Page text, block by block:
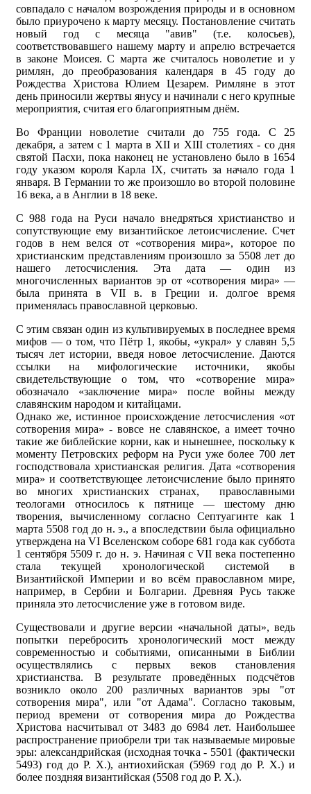
совпадало с началом возрождения природы и в основном
было приурочено к марту месяцу. Постановление считать
новый год с месяца "авив" (т.е. колосьев),
соответствовавшего нашему марту и апрелю встречается
в законе Моисея. С марта же считалось новолетие и у
римлян, до преобразования календаря в 45 году до
Рождества Христова Юлием Цезарем. Римляне в этот
день приносили жертвы янусу и начинали с него крупные
мероприятия, считая его благоприятным днём.
Во Франции новолетие считали до 755 года. С 25
декабря, а затем с 1 марта в XII и XIII столетиях - со дня
святой Пасхи, пока наконец не установлено было в 1654
году указом короля Карла IX, считать за начало года 1
января. В Германии то же произошло во второй половине
16 века, а в Англии в 18 веке.
С 988 года на Руси начало внедряться христианство и
сопутствующие ему византийское летоисчисление. Счет
годов в нем велся от «сотворения мира», которое по
христианским представлениям произошло за 5508 лет до
нашего летосчисления. Эта дата — один из
многочисленных вариантов эр от «сотворения мира» —
была принята в VII в. в Греции и. долгое время
применялась православной церковью.
С этим связан один из культивируемых в последнее время
мифов — о том, что Пётр 1, якобы, «украл» у славян 5,5
тысяч лет истории, введя новое летосчисление. Даются
ссылки на мифологические источники, якобы
свидетельствующие о том, что «сотворение мира»
обозначало «заключение мира» после войны между
славянским народом и китайцами.
Однако же, истинное происхождение летосчисления «от
сотворения мира» - вовсе не славянское, а имеет точно
такие же библейские корни, как и нынешнее, поскольку к
моменту Петровских реформ на Руси уже более 700 лет
господствовала христианская религия. Дата «сотворения
мира» и соответствующее летоисчисление было принято
во многих христианских странах, православными
теологами относилось к пятнице — шестому дню
творения, вычисленному согласно Септуагинте как 1
марта 5508 год до н. э., а впоследствии была официально
утверждена на VI Вселенском соборе 681 года как суббота
1 сентября 5509 г. до н. э. Начиная с VII века постепенно
стала текущей хронологической системой в
Византийской Империи и во всём православном мире,
например, в Сербии и Болгарии. Древняя Русь также
приняла это летосчисление уже в готовом виде.
Существовали и другие версии «начальной даты», ведь
попытки перебросить хронологический мост между
современностью и событиями, описанными в Библии
осуществлялись с первых веков становления
христианства. В результате проведённых подсчётов
возникло около 200 различных вариантов эры "от
сотворения мира", или "от Адама". Согласно таковым,
период времени от сотворения мира до Рождества
Христова насчитывал от 3483 до 6984 лет. Наибольшее
распространение приобрели три так называемые мировые
эры: александрийская (исходная точка - 5501 (фактически
5493) год до Р. Х.), антиохийская (5969 год до Р. Х.) и
более поздняя византийская (5508 год до Р. Х.).